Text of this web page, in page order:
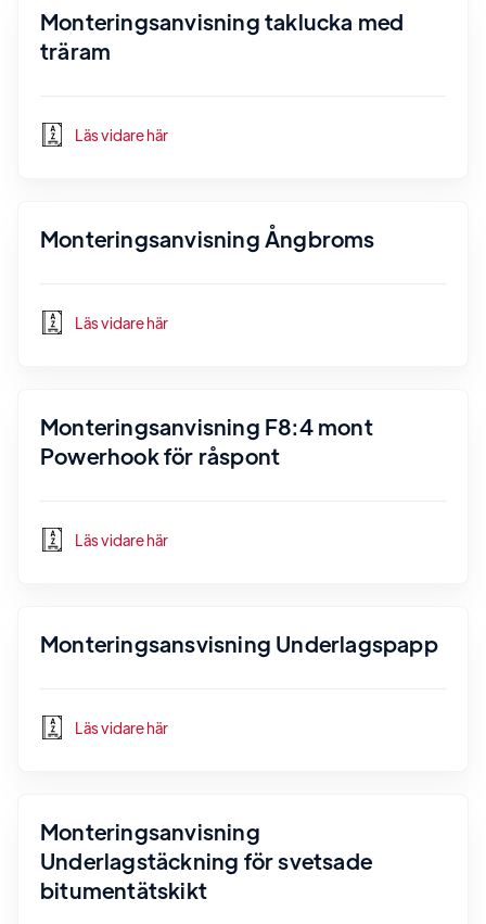
Monteringsanvisning taklucka med
träram
Läs vidare här
Monteringsanvisning Ångbroms
Läs vidare här
Monteringsanvisning F8:4 mont
Powerhook för råspont
Läs vidare här
Monteringsansvisning Underlagspapp
Läs vidare här
Monteringsanvisning
Underlagstäckning för svetsade
bitumentätskikt